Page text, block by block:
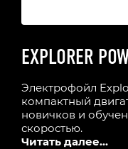
EXPLORER
Электрофойл
компактный
новичков и
скоростью.
Читать далее...